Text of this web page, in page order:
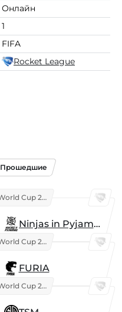
Онлайн
1
FIFA
Rocket League
Прошедшие
Esports World Cup 2026
Ninjas in Pyjamas
Esports World Cup 2026
FURIA
Esports World Cup 2026